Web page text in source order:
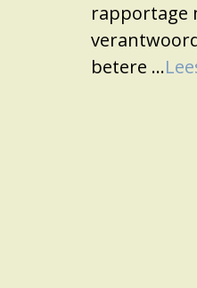
rapportage
betere …